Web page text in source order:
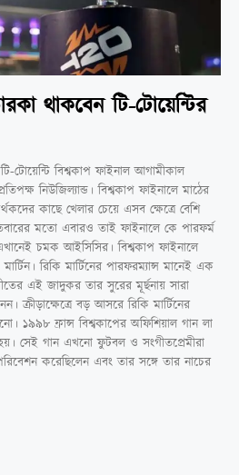
থাকবেন টি-টোয়েন্টির
টোয়েন্টি বিশ্বকাপ ফাইনাল আগামীকাল
নিউজিল্যান্ড। বিশ্বকাপ ফাইনালে মাঠের
কাছে খেলার চেয়ে এসব ক্ষেত্রে বেশি
মতো এবারও তাই ফাইনালে কে পারফর্ম
চমক আইসিসির। বিশ্বকাপ ফাইনালে
রিকি মার্টিনের পারফরম্যান্স মানেই এক
এই জাদুকর তার সুরের মূর্ছনায় সারা
ক্রীড়াক্ষেত্রে বড় আসরে রিকি মার্টিনের
১৯৯৮ ফ্রান্স বিশ্বকাপের অফিশিয়াল গান লা
সেই গান এখনো ফুটবল ও সংগীতপ্রেমীরা
করেছিলেন এবং তার সঙ্গে তার নাচের